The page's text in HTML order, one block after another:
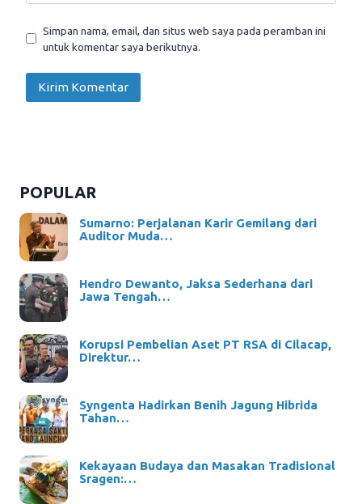
Simpan nama, email, dan situs web saya pada peramban ini
untuk komentar saya berikutnya.
POPULAR
Sumarno: Perjalanan Karir Gemilang dari
Auditor Muda…
Hendro Dewanto, Jaksa Sederhana dari
Jawa Tengah…
Korupsi Pembelian Aset PT RSA di Cilacap,
Direktur…
Syngenta Hadirkan Benih Jagung Hibrida
Tahan…
Kekayaan Budaya dan Masakan Tradisional
Sragen:…